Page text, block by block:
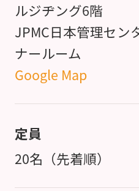
ルジヂング6階
JPMC日本管理セ
ナールーム
Google Map
定員
20名（先着順）